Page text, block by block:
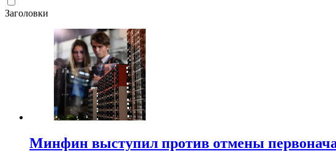
Заголовки
Минфин выступил против отмены